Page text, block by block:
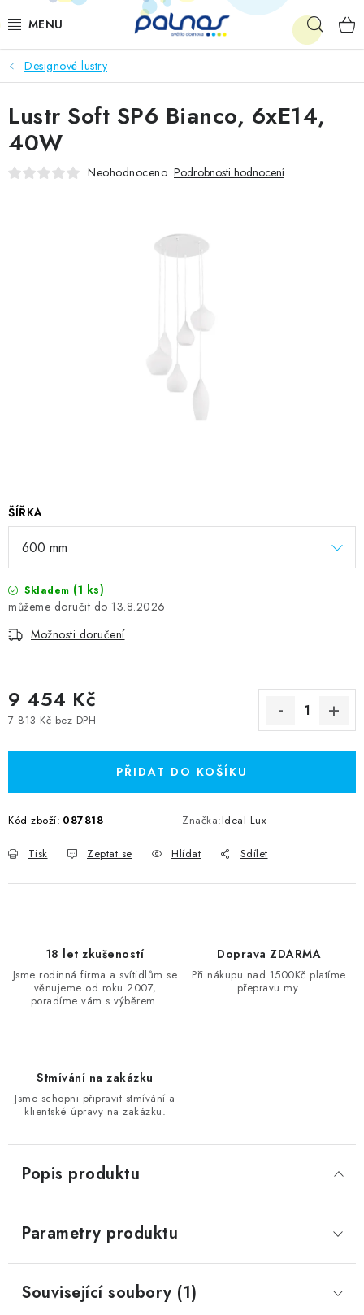
na
OSVĚTLENÍ INTERIÉRU
LED
VENKOVNÍ OSVĚTLENÍ
Designové lustry
ŠÍŘKA
Skladem (1 ks)
13.8.2026
Možnosti doručení
9 454 Kč
7 813 Kč bez DPH
PŘIDAT DO KOŠÍKU
Kód zboží: 087818 Značka:Ideal Lux
Tisk Zeptat se Hlídat Sdílet
Lustr Soft SP6 Bianco, 6xE14,
40W
Neohodnoceno Podrobnosti hodnocení
18 let zkušeností
Jsme rodinná firma a svítidlům se
věnujeme od roku 2007,
poradíme vám s výběrem.
Doprava ZDARMA
Při nákupu nad 1500Kč platíme
přepravu my.
Stmívání na zakázku
Jsme schopni připravit stmívání a
klientské úpravy na zakázku.
Popis produktu
Parametry produktu
Související soubory (1)